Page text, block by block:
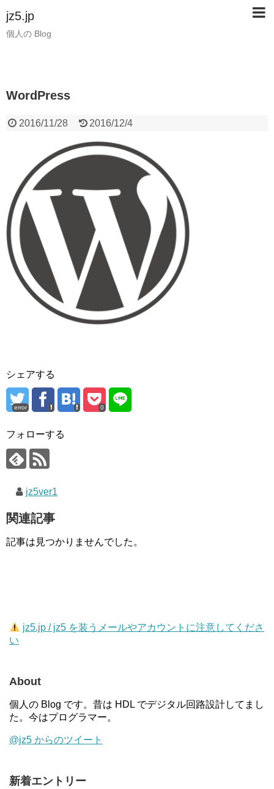
jz5.jp
個人の Blog
WordPress
2016/11/28 2016/12/4
シェアする
error 0
フォローする
jz5ver1
関連記事
記事は見つかりませんでした。
jz5.jp / jz5 を装うメールやアカウントに注意してくださ
い
About
個人の Blog です。昔は HDL でデジタル回路設計してまし
た。今はプログラマー。
@jz5 からのツイート
新着エントリー